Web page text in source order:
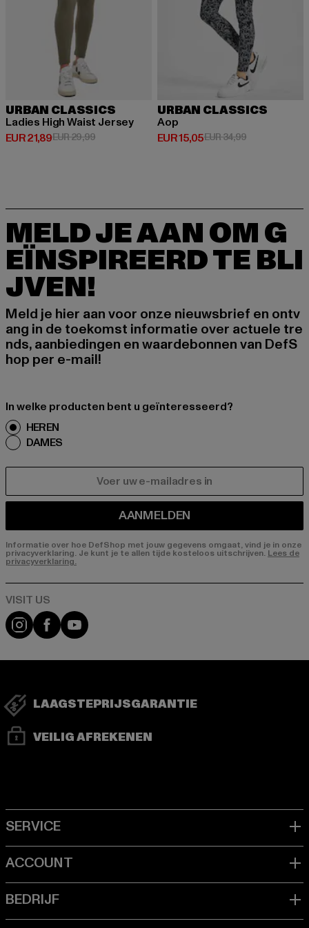
URBAN CLASSICS
Ladies High Waist Jersey
EUR 21,89
Huidige prijs: EUR 21,89
EUR 29,99Actieprijs: EUR 29,99
URBAN CLASSICS
Aop
EUR 15,05
Huidige prijs: EUR 15,05
EUR 34,99Actieprijs:
MELD JE AAN OM G
EÏNSPIREERD TE BLI
JVEN!
Meld je hier aan voor onze nieuwsbrief en ontv
ang in de toekomst informatie over actuele tre
nds, aanbiedingen en waardebonnen van DefS
hop per e-mail!
In welke producten bent u geïnteresseerd?
HEREN
DAMES
AANMELDEN
Informatie over hoe DefShop met jouw gegevens omgaat, vind je in onze
privacyverklaring. Je kunt je te allen tijde kosteloos uitschrijven. Lees de
privacyverklaring.
Visit our Instagram page:
Visit our Facebook page:
Visit our YouTube channel:
LAAGSTEPRIJSGARANTIE
VEILIG AFREKENEN